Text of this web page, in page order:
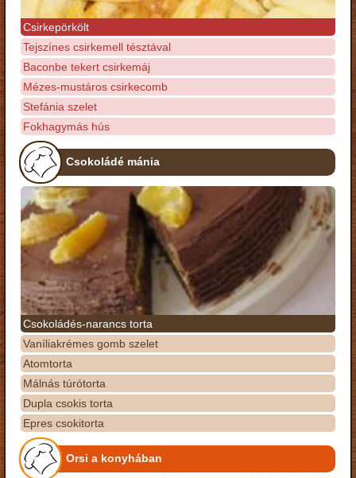
Csirkepörkölt
Tejszínes csirkemell tésztával
Baconbe tekert csirkemáj
Mézes-mustáros csirkecomb
Stefánia szelet
Fokhagymás hús
Csokoládé mánia
Csokoládés-narancs torta
Vaníliakrémes gomb szelet
Atomtorta
Málnás túrótorta
Dupla csokis torta
Epres csokitorta
Orsi a konyhában